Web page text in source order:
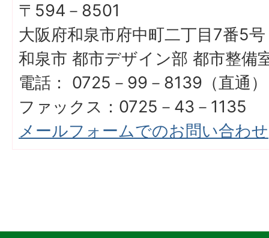
〒594－8501
大阪府和泉市府中町二丁目7番5号
和泉市 都市デザイン部 都市整備
電話： 0725－99－8139（直通）
ファックス：0725－43－1135
メールフォームでのお問い合わせ